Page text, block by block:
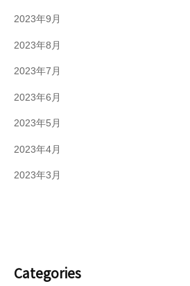
2023年9月
2023年8月
2023年7月
2023年6月
2023年5月
2023年4月
2023年3月
Categories